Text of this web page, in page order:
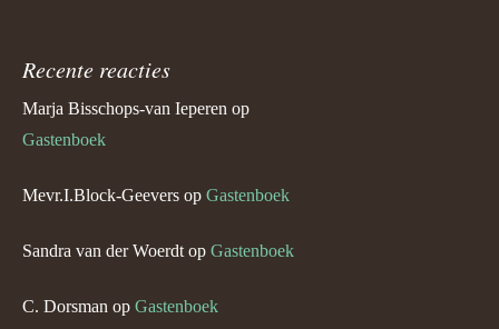
Recente reacties
Marja Bisschops-van Ieperen op
Gastenboek
Mevr.I.Block-Geevers op Gastenboek
Sandra van der Woerdt op Gastenboek
C. Dorsman op Gastenboek